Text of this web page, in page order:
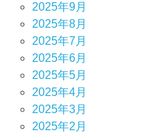
2025年9月
2025年8月
2025年7月
2025年6月
2025年5月
2025年4月
2025年3月
2025年2月